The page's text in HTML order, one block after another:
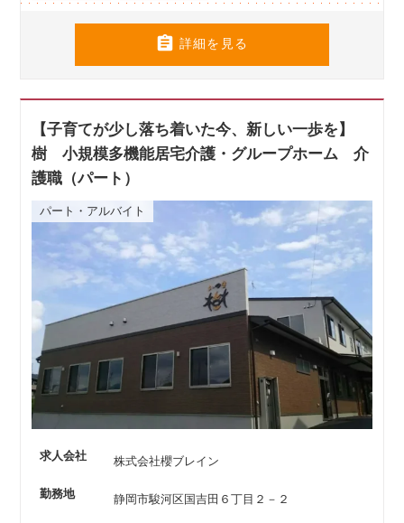
 詳細を見る
【子育てが少し落ち着いた今、新しい一歩を】
樹 小規模多機能居宅介護・グループホーム 介
護職（パート）
パート・アルバイト
求人会社 株式会社櫻ブレイン
勤務地 静岡市駿河区国吉田６丁目２－２